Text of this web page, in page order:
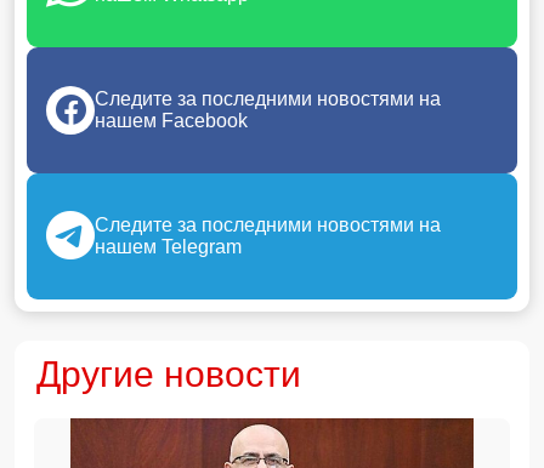
Следите за последними новостями на
нашем Facebook
Следите за последними новостями на
нашем Telegram
Другие новости